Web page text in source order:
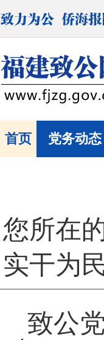
首页 党务动态
您所在
实干为
致公